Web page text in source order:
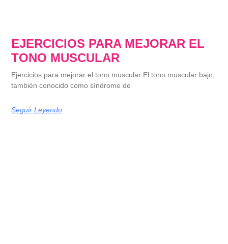
EJERCICIOS PARA MEJORAR EL
TONO MUSCULAR
Ejercicios para mejorar el tono muscular El tono muscular bajo,
también conocido como síndrome de
Seguir Leyendo